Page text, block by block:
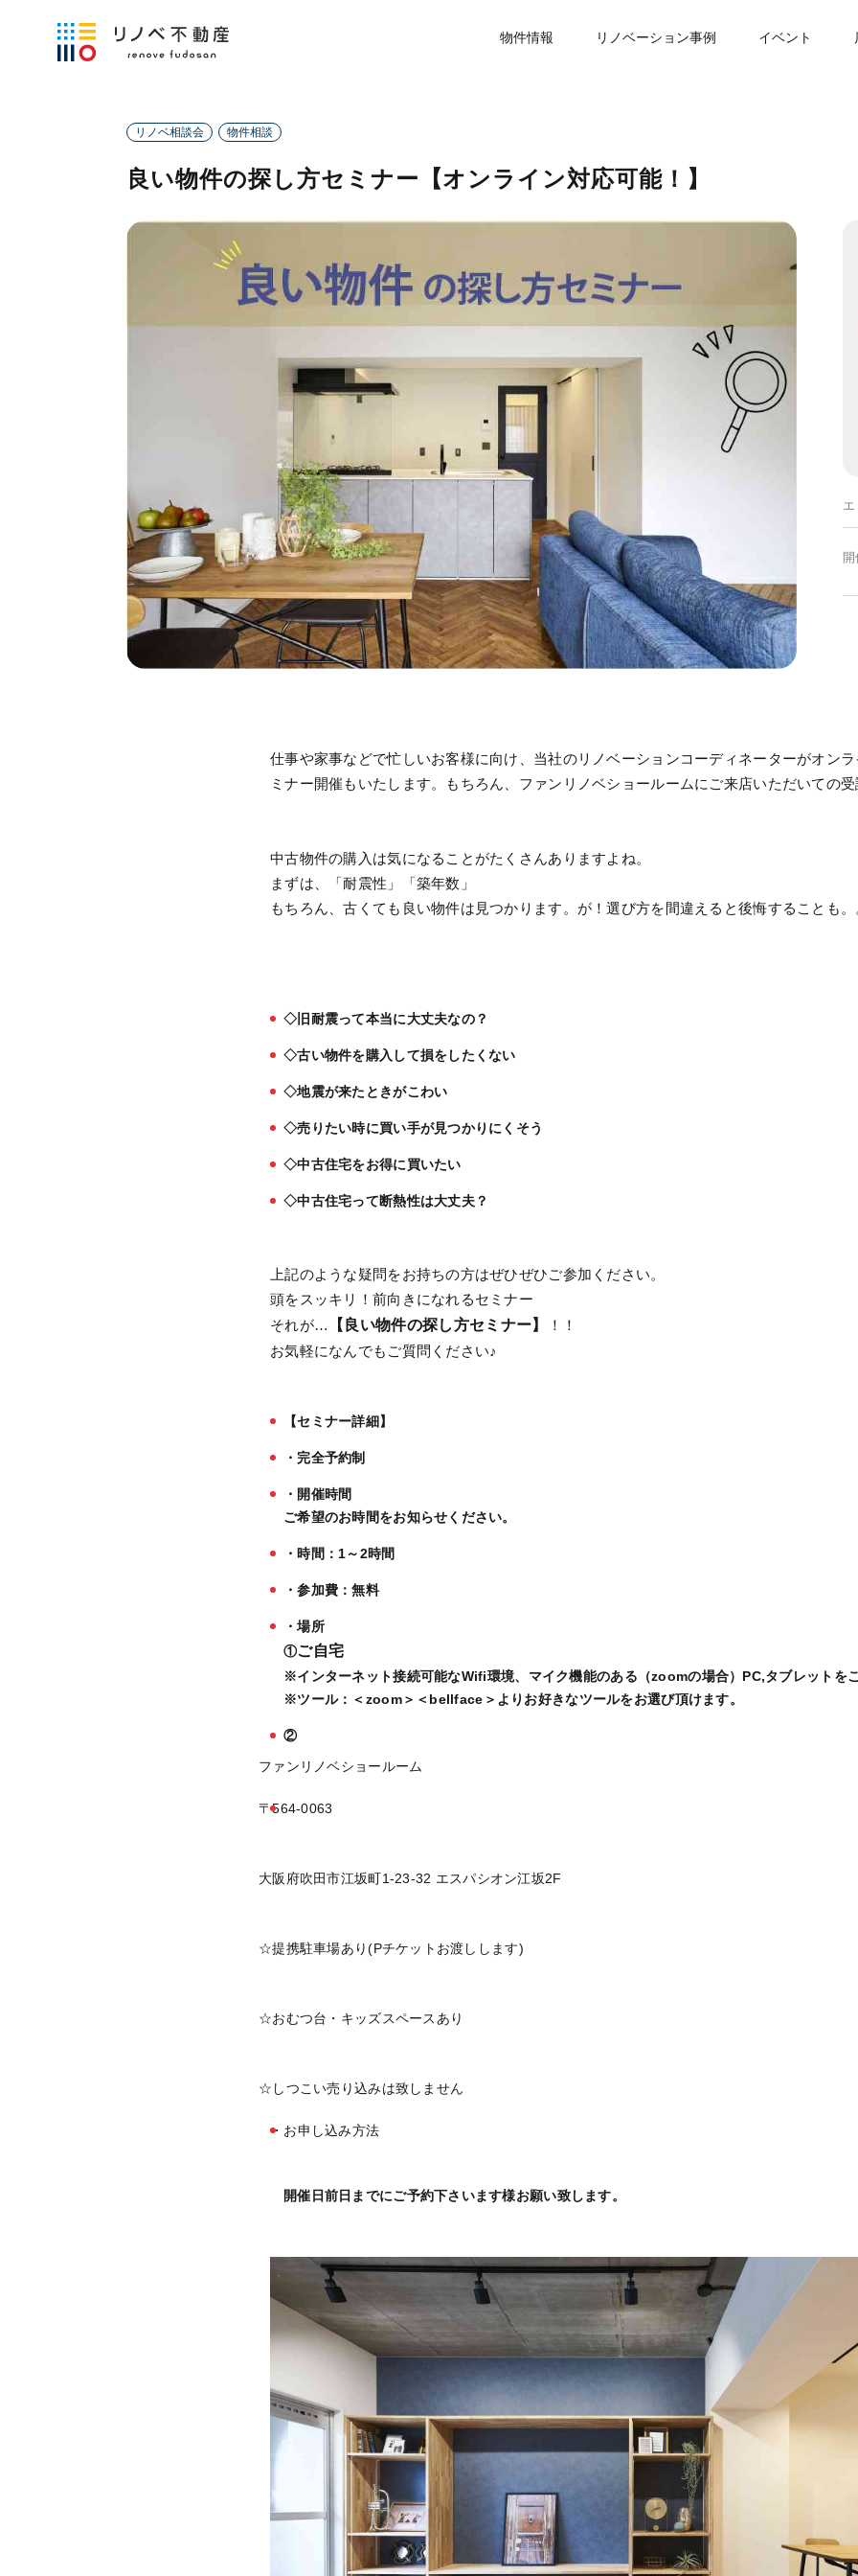
物件情報 リノベーション事例 イベント
リノベ相談会 物件相談
良い物件の探し方セミナー【オンライン対応可能！】
エ
仕事や家事などで忙しいお客様に向け、当社のリノベーションコーディネーターがオン
ミナー開催もいたします。もちろん、ファンリノベショールームにご来店いただいての受
中古物件の購入は気になることがたくさんありますよね。
まずは、「耐震性」「築年数」
もちろん、古くても良い物件は見つかります。が！選び方を間違えると後悔することも。
◇旧耐震って本当に大丈夫なの？
◇古い物件を購入して損をしたくない
◇地震が来たときがこわい
◇売りたい時に買い手が見つかりにくそう
◇中古住宅をお得に買いたい
◇中古住宅って断熱性は大丈夫？
上記のような疑問をお持ちの方はぜひぜひご参加ください。
頭をスッキリ！前向きになれるセミナー
それが…
【良い物件の探し方セミナー】
！！
お気軽になんでもご質問ください♪
【セミナー詳細】
・完全予約制
・開催時間
ご希望のお時間をお知らせください。
・時間：1～2時間
・参加費：無料
・場所
①ご自宅
※インターネット接続可能なWifi環境、マイク機能のある（zoomの場合）PC,タブレットをご
※ツール：＜zoom＞＜bellface＞よりお好きなツールをお選び頂けます。
②
ファンリノベショールーム
〒564-0063
大阪府吹田市江坂町1-23-32 エスパシオン江坂2F
☆提携駐車場あり(Pチケットお渡しします)
☆おむつ台・キッズスペースあり
☆しつこい売り込みは致しません
・お申し込み方法
開催日前日までにご予約下さいます様お願い致します。